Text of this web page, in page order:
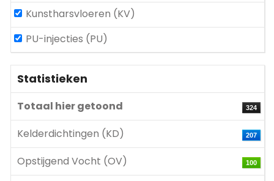
Kunstharsvloeren (KV)
PU-injecties (PU)
Statistieken
Totaal hier getoond 324
Kelderdichtingen (KD) 207
Opstijgend Vocht (OV) 100